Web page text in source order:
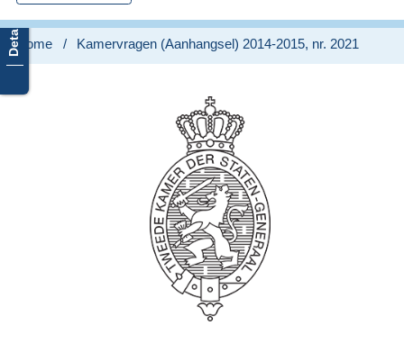
hier:
Home Kamervragen (Aanhangsel) 2014-2015, nr. 2021